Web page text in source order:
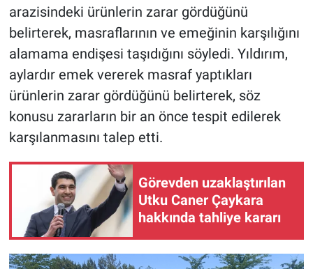
arazisindeki ürünlerin zarar gördüğünü
belirterek, masraflarının ve emeğinin karşılığını
alamama endişesi taşıdığını söyledi. Yıldırım,
aylardır emek vererek masraf yaptıkları
ürünlerin zarar gördüğünü belirterek, söz
konusu zararların bir an önce tespit edilerek
karşılanmasını talep etti.
Görevden uzaklaştırılan
Utku Caner Çaykara
hakkında tahliye kararı